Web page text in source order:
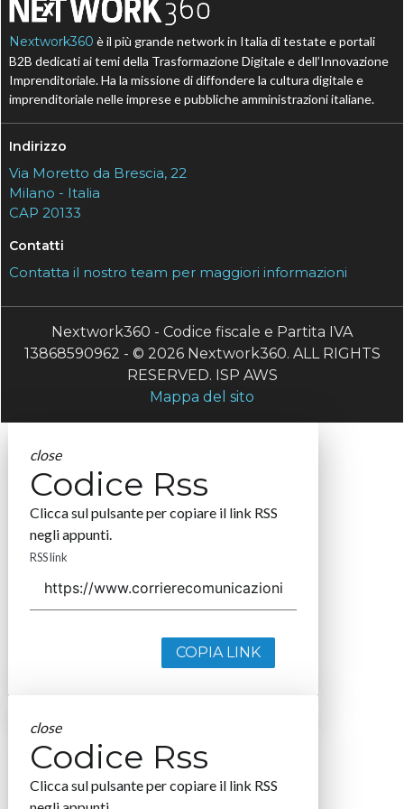
Nextwork360 è il più grande network in Italia di testate e portali
B2B dedicati ai temi della Trasformazione Digitale e dell’Innovazione
Imprenditoriale. Ha la missione di diffondere la cultura digitale e
imprenditoriale nelle imprese e pubbliche amministrazioni italiane.
Indirizzo
Via Moretto da Brescia, 22
Milano - Italia
CAP 20133
Contatti
Contatta il nostro team per maggiori informazioni
Nextwork360 - Codice fiscale e Partita IVA
13868590962 - © 2026 Nextwork360. ALL RIGHTS
RESERVED. ISP AWS
Mappa del sito
close
Codice Rss
Clicca sul pulsante per copiare il link RSS
negli appunti.
RSS link
COPIA LINK
close
Codice Rss
Clicca sul pulsante per copiare il link RSS